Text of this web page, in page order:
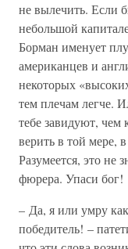
не вылечить. Если
небольшой
Борман именует
американцев и
некоторых
тем плечам легче.
тебе завидуют, чем
верить в той мере,
Разумеется, это не
фюрера. Упаси бог!
– Да, я или умру
победитель! –